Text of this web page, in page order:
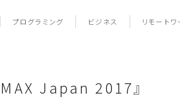
プログラミング ビジネス リモート
Japan 2017』